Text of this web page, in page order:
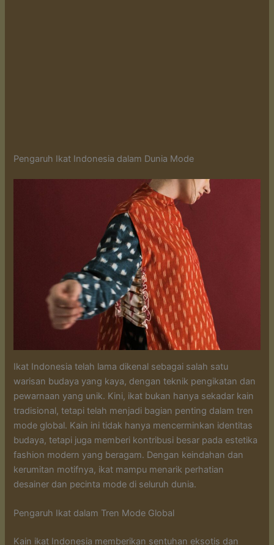
Pengaruh Ikat Indonesia dalam Dunia Mode
Ikat Indonesia telah lama dikenal sebagai salah satu
warisan budaya yang kaya, dengan teknik pengikatan dan
pewarnaan yang unik. Kini, ikat bukan hanya sekadar kain
tradisional, tetapi telah menjadi bagian penting dalam tren
mode global. Kain ini tidak hanya mencerminkan identitas
budaya, tetapi juga memberi kontribusi besar pada estetika
fashion modern yang beragam. Dengan keindahan dan
kerumitan motifnya, ikat mampu menarik perhatian
desainer dan pecinta mode di seluruh dunia.
Pengaruh Ikat dalam Tren Mode Global
Kain ikat Indonesia memberikan sentuhan eksotis dan